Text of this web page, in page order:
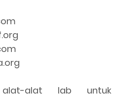
alat-alat lab untuk